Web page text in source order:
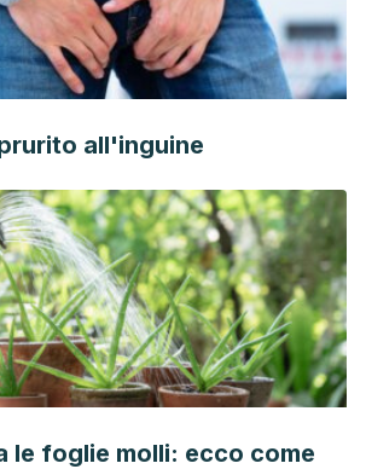
all'inguine
le foglie molli: ecco come